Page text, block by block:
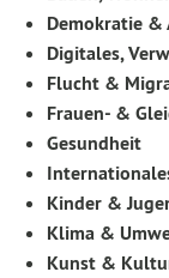
Demokratie &
Digitales,
Flucht &
Frauen- &
Gesundheit
Kinder &
Klima &
Kunst &